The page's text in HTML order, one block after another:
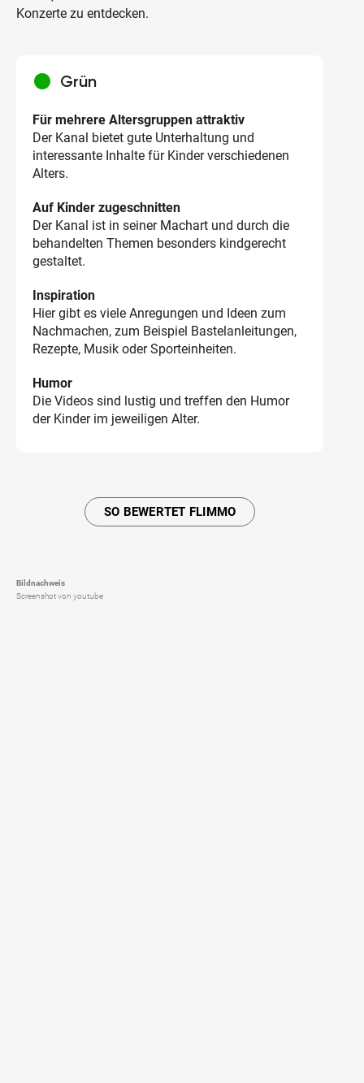
Konzerte zu entdecken.
circle Grün
Für mehrere Altersgruppen attraktiv
Der Kanal bietet gute Unterhaltung und
interessante Inhalte für Kinder verschiedenen
Alters.
Auf Kinder zugeschnitten
Der Kanal ist in seiner Machart und durch die
behandelten Themen besonders kindgerecht
gestaltet.
Inspiration
Hier gibt es viele Anregungen und Ideen zum
Nachmachen, zum Beispiel Bastelanleitungen,
Rezepte, Musik oder Sporteinheiten.
Humor
Die Videos sind lustig und treffen den Humor
der Kinder im jeweiligen Alter.
SO BEWERTET FLIMMO
Bildnachweis
Screenshot von youtube